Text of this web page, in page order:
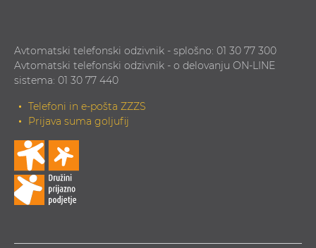
Avtomatski telefonski odzivnik - splošno: 01 30 77 300
Avtomatski telefonski odzivnik - o delovanju ON-LINE
sistema: 01 30 77 440
Telefoni in e-pošta ZZZS
Prijava suma goljufij